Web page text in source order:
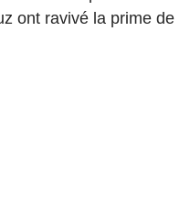
ont ravivé la prime de